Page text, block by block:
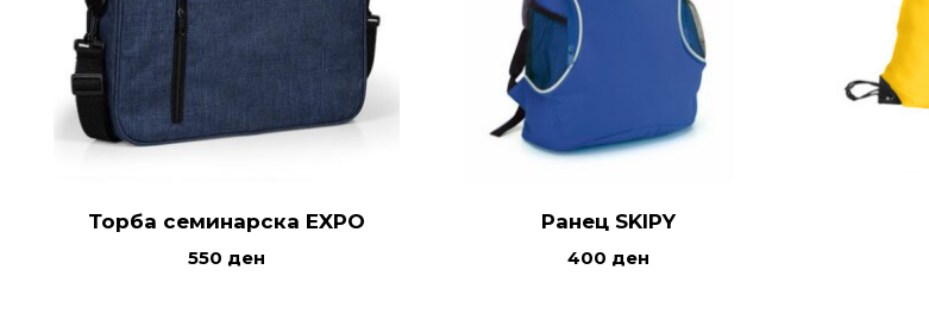
Торба семинарска EXPO
550 ден
Ранец SKIPY
400 ден